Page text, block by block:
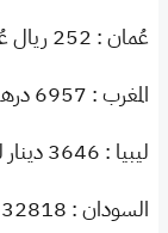
عُمان : 252 ريال عُماني.
المغرب : 6957 درهم مغربي.
ليبيا : 3646 دينار ليبي.
السودان : 32818 جنيه سوداني.